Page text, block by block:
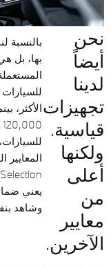
نحن
أيضاً
لدينا
تجهيزات
قياسية.
ولكنها
أعلى
من
معايير
الآخرين.
بالنسبة
بها، بل
الأكثر،
يعني
وشاهد